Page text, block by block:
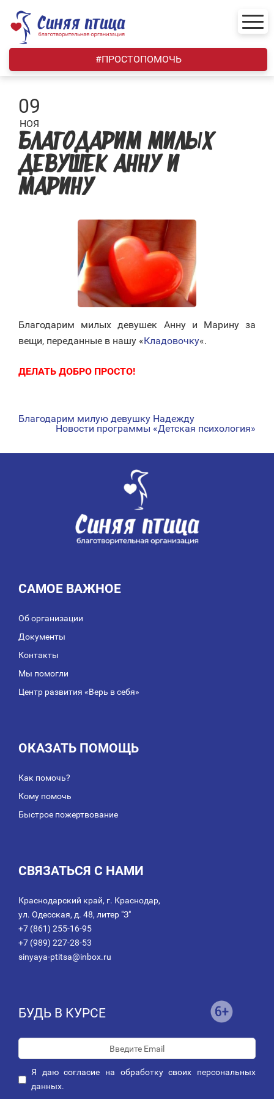
content
#ПРОСТОПОМОЧЬ
09
НОЯ
БЛАГОДАРИМ МИЛЫХ
ДЕВУШЕК АННУ И
МАРИНУ
Благодарим милых девушек Анну и Марину за
вещи, переданные в нашу «Кладовочку«.
ДЕЛАТЬ ДОБРО ПРОСТО!
НАВИГАЦИЯ
Благодарим милую девушку Надежду
Новости программы «Детская психология»
САМОЕ ВАЖНОЕ
Об организации
Документы
Контакты
Мы помогли
Центр развития «Верь в себя»
ОКАЗАТЬ ПОМОЩЬ
Как помочь?
Кому помочь
Быстрое пожертвование
СВЯЗАТЬСЯ С НАМИ
Краснодарский край, г. Краснодар,
ул. Одесская, д. 48, литер "З"
+7 (861) 255-16-95
+7 (989) 227-28-53
sinyaya-ptitsa@inbox.ru
БУДЬ В КУРСЕ
Я даюсогласие на обработку своих персональных
данных.